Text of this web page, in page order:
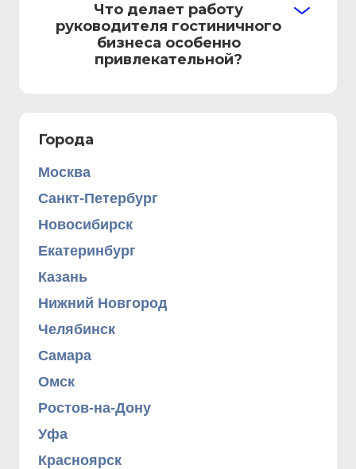
Что делает работу
руководителя гостиничного
бизнеса особенно
привлекательной?
Города
Москва
Санкт-Петербург
Новосибирск
Екатеринбург
Казань
Нижний Новгород
Челябинск
Самара
Омск
Ростов-на-Дону
Уфа
Красноярск